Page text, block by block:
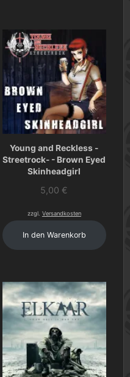
Young and Reckless -
Streetrock- - Brown Eyed
Skinheadgirl
5,00 €
zzgl. Versandkosten
In den Warenkorb